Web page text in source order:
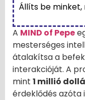
Állíts be
A MIND of Pepe
mesterséges
átalakítsa a
interakcióját. A
mint 1 millió
érdeklődés azóta